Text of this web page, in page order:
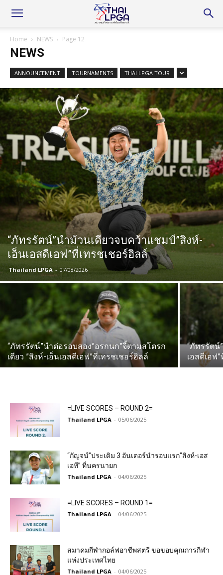
Home NEWS Page 12
NEWS
ANNOUNCEMENT TOURNAMENTS THAI LPGA TOUR
“ภัทรรัตน์”นำม้วนเดียวจบคว้าแชมป์”สิงห์-
เอ็นเอสดีเอฟ”ที่เทรชเชอร์ฮิลล์
Thailand LPGA - 07/08/2026
“ภัทรรัตน์”นำต่อรอบสอง”อรกนก”จี้ตามสโตรก
เดียว ”สิงห์-เอ็นเอสดีเอฟ”ที่เทรชเชอร์ฮิลล์
“ภัทรรัตน์
เอสดีเอฟ
=LIVE SCORES – ROUND 2=
Thailand LPGA - 05/06/2025
“กัญจน์”ประเดิม 3 อันเดอร์นำรอบแรก”สิงห์-เอส
เอที” ที่นครนายก
Thailand LPGA - 04/06/2025
=LIVE SCORES – ROUND 1=
Thailand LPGA - 04/06/2025
สมาคมกีฬากอล์ฟอาชีพสตรี ขอขอบคุณการกีฬา
แห่งประเทศไทย
Thailand LPGA - 04/06/2025